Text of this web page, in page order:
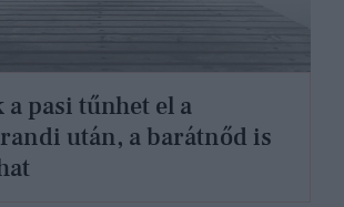
a pasi tűnhet el a
után, a barátnőd is